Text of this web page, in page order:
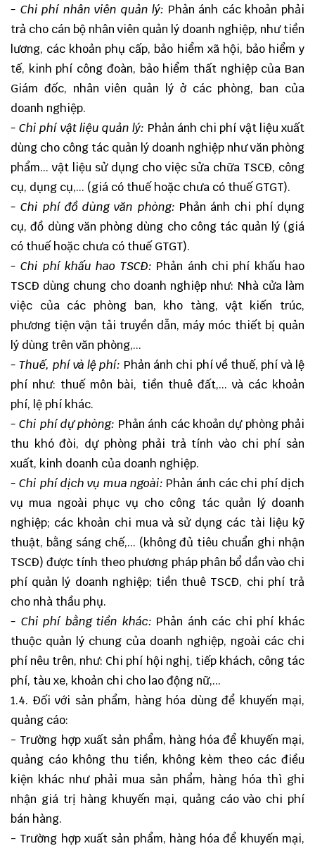
- Chi phí nhân viên quản lý: Phản ánh các khoản phải
trả cho cán bộ nhân viên quản lý doanh nghiệp, như tiền
lương, các khoản phụ cấp, bảo hiểm xã hội, bảo hiểm y
tế, kinh phí công đoàn, bảo hiểm thất nghiệp của Ban
Giám đốc, nhân viên quản lý ở các phòng, ban của
doanh nghiệp.
- Chi phí vật liệu quản lý: Phản ánh chi phí vật liệu xuất
dùng cho công tác quản lý doanh nghiệp như văn phòng
phẩm... vật liệu sử dụng cho việc sửa chữa TSCĐ, công
cụ, dụng cụ,... (giá có thuế hoặc chưa có thuế GTGT).
- Chi phí đồ dùng văn phòng: Phản ánh chi phí dụng
cụ, đồ dùng văn phòng dùng cho công tác quản lý (giá
có thuế hoặc chưa có thuế GTGT).
- Chi phí khấu hao TSCĐ: Phản ánh chi phí khấu hao
TSCĐ dùng chung cho doanh nghiệp như: Nhà cửa làm
việc của các phòng ban, kho tàng, vật kiến trúc,
phương tiện vận tải truyền dẫn, máy móc thiết bị quản
lý dùng trên văn phòng,...
- Thuế, phí và lệ phí: Phản ánh chi phí về thuế, phí và lệ
phí như: thuế môn bài, tiền thuê đất,... và các khoản
phí, lệ phí khác.
- Chi phí dự phòng: Phản ánh các khoản dự phòng phải
thu khó đòi, dự phòng phải trả tính vào chi phí sản
xuất, kinh doanh của doanh nghiệp.
- Chi phí dịch vụ mua ngoài: Phản ánh các chi phí dịch
vụ mua ngoài phục vụ cho công tác quản lý doanh
nghiệp; các khoản chi mua và sử dụng các tài liệu kỹ
thuật, bằng sáng chế,... (không đủ tiêu chuẩn ghi nhận
TSCĐ) được tính theo phương pháp phân bổ dần vào chi
phí quản lý doanh nghiệp; tiền thuê TSCĐ, chi phí trả
cho nhà thầu phụ.
- Chi phí bằng tiền khác: Phản ánh các chi phí khác
thuộc quản lý chung của doanh nghiệp, ngoài các chi
phí nêu trên, như: Chi phí hội nghị, tiếp khách, công tác
phí, tàu xe, khoản chi cho lao động nữ,...
1.4. Đối với sản phẩm, hàng hóa dùng để khuyến mại,
quảng cáo:
- Trường hợp xuất sản phẩm, hàng hóa để khuyến mại,
quảng cáo không thu tiền, không kèm theo các điều
kiện khác như phải mua sản phẩm, hàng hóa thì ghi
nhận giá trị hàng khuyến mại, quảng cáo vào chi phí
bán hàng.
- Trường hợp xuất sản phẩm, hàng hóa để khuyến mại,